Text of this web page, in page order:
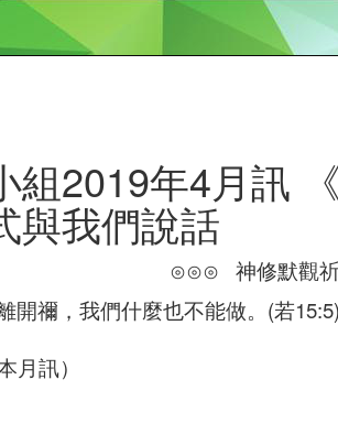
組2019年4月訊
與我們說話
⊙⊙⊙ 神修默觀
開禰，我們什麼也不能做。(若15:5)
訊）